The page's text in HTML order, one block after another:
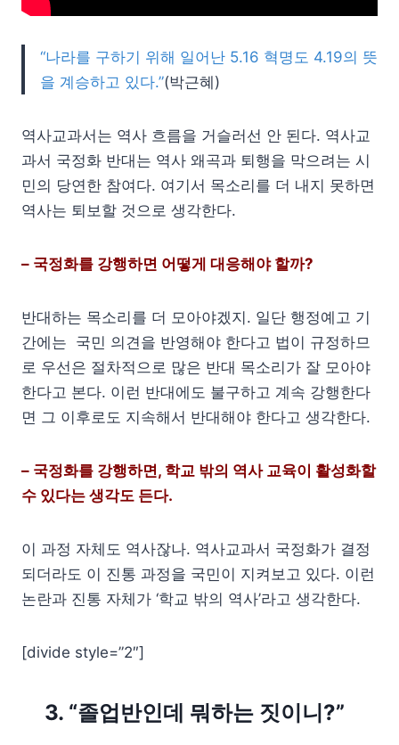
“나라를 구하기 위해 일어난 5.16 혁명도 4.19의 뜻
을 계승하고 있다.”(박근혜)
역사교과서는 역사 흐름을 거슬러선 안 된다. 역사교
과서 국정화 반대는 역사 왜곡과 퇴행을 막으려는 시
민의 당연한 참여다. 여기서 목소리를 더 내지 못하면
역사는 퇴보할 것으로 생각한다.
– 국정화를 강행하면 어떻게 대응해야 할까?
반대하는 목소리를 더 모아야겠지. 일단 행정예고 기
간에는 국민 의견을 반영해야 한다고 법이 규정하므
로 우선은 절차적으로 많은 반대 목소리가 잘 모아야
한다고 본다. 이런 반대에도 불구하고 계속 강행한다
면 그 이후로도 지속해서 반대해야 한다고 생각한다.
– 국정화를 강행하면, 학교 밖의 역사 교육이 활성화할
수 있다는 생각도 든다.
이 과정 자체도 역사잖나. 역사교과서 국정화가 결정
되더라도 이 진통 과정을 국민이 지켜보고 있다. 이런
논란과 진통 자체가 ‘학교 밖의 역사’라고 생각한다.
[divide style=”2″]
3. “졸업반인데 뭐하는 짓이니?”